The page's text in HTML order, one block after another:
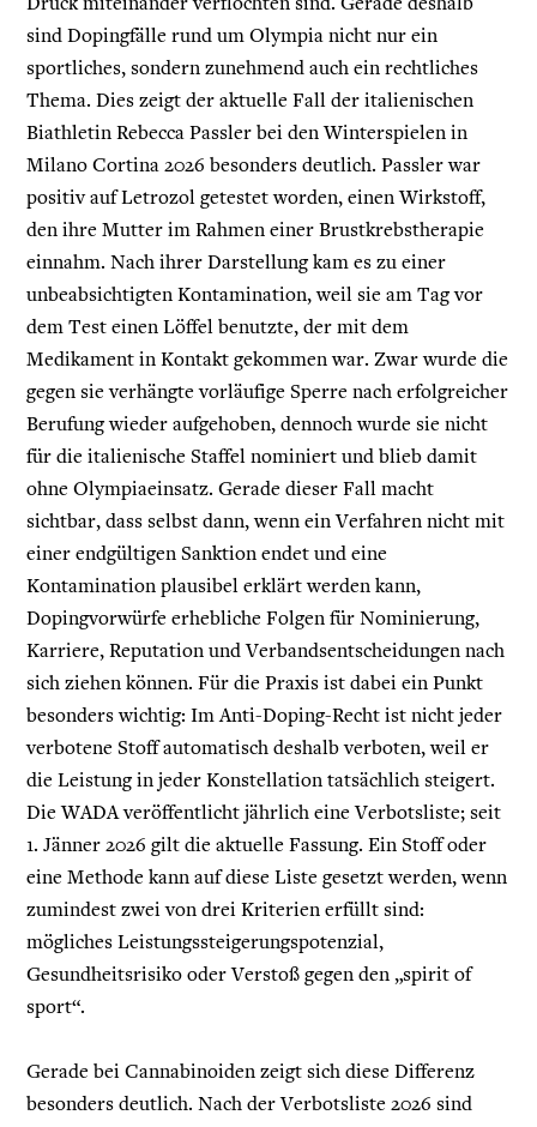
Druck miteinander verflochten sind. Gerade deshalb
sind Dopingfälle rund um Olympia nicht nur ein
sportliches, sondern zunehmend auch ein rechtliches
Thema. Dies zeigt der aktuelle Fall der italienischen
Biathletin Rebecca Passler bei den Winterspielen in
Milano Cortina 2026 besonders deutlich. Passler war
positiv auf Letrozol getestet worden, einen Wirkstoff,
den ihre Mutter im Rahmen einer Brustkrebstherapie
einnahm. Nach ihrer Darstellung kam es zu einer
unbeabsichtigten Kontamination, weil sie am Tag vor
dem Test einen Löffel benutzte, der mit dem
Medikament in Kontakt gekommen war. Zwar wurde die
gegen sie verhängte vorläufige Sperre nach erfolgreicher
Berufung wieder aufgehoben, dennoch wurde sie nicht
für die italienische Staffel nominiert und blieb damit
ohne Olympiaeinsatz. Gerade dieser Fall macht
sichtbar, dass selbst dann, wenn ein Verfahren nicht mit
einer endgültigen Sanktion endet und eine
Kontamination plausibel erklärt werden kann,
Dopingvorwürfe erhebliche Folgen für Nominierung,
Karriere, Reputation und Verbandsentscheidungen nach
sich ziehen können. Für die Praxis ist dabei ein Punkt
besonders wichtig: Im Anti-Doping-Recht ist nicht jeder
verbotene Stoff automatisch deshalb verboten, weil er
die Leistung in jeder Konstellation tatsächlich steigert.
Die WADA veröffentlicht jährlich eine Verbotsliste; seit
1. Jänner 2026 gilt die aktuelle Fassung. Ein Stoff oder
eine Methode kann auf diese Liste gesetzt werden, wenn
zumindest zwei von drei Kriterien erfüllt sind:
mögliches Leistungssteigerungspotenzial,
Gesundheitsrisiko oder Verstoß gegen den „spirit of
sport“.
Gerade bei Cannabinoiden zeigt sich diese Differenz
besonders deutlich. Nach der Verbotsliste 2026 sind